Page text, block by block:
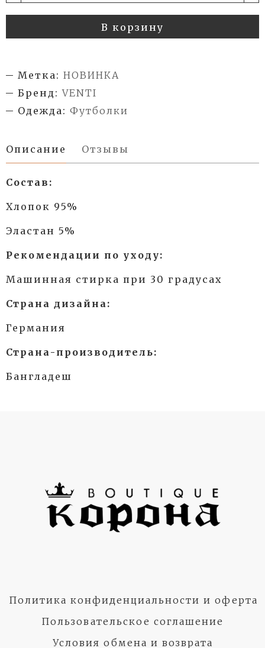
В корзину
Метка: НОВИНКА
Бренд: VENTI
Одежда: Футболки
Описание Отзывы
Состав:
Хлопок 95%
Эластан 5%
Рекомендации по уходу:
Машинная стирка при 30 градусах
Страна дизайна:
Германия
Страна-производитель:
Бангладеш
Политика конфиденциальности и оферта
Пользовательское соглашение
Условия обмена и возврата